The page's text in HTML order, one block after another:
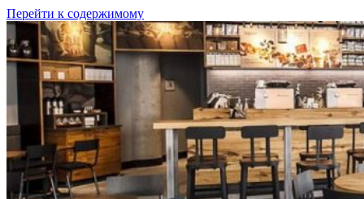
Перейти к содержимому